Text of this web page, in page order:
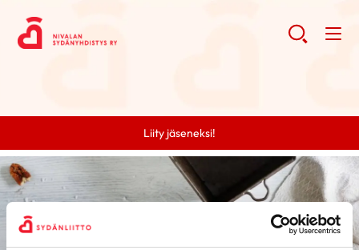
Liity jäseneksi!